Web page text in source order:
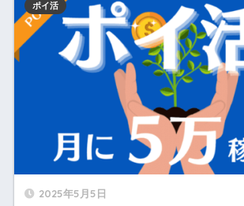
2025年5月5日
ポイ活